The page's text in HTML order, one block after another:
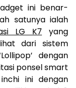
ini benar-
satunya ialah
LG K7 yang
dari sistem
dengan
ponsel smart
ini dengan